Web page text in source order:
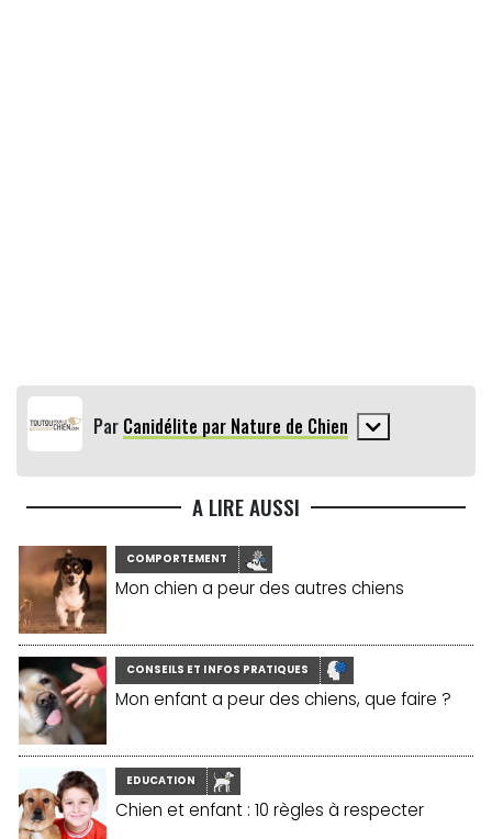
Par Canidélite par Nature de Chien
A LIRE AUSSI
COMPORTEMENT
Mon chien a peur des autres chiens
CONSEILS ET INFOS PRATIQUES
Mon enfant a peur des chiens, que faire ?
EDUCATION
Chien et enfant : 10 règles à respecter